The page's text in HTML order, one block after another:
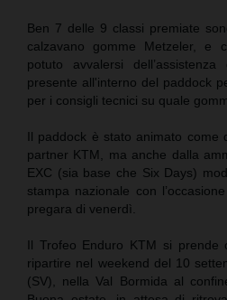
Ben 7 delle 9 classi premiate
calzavano gomme Metzeler, e
potuto avvalersi
presente all'interno del paddock
per i consigli tecnici su quale
Il paddock è stato animato come
partner KTM, ma anche dalla
EXC (sia base che Six Days)
stampa nazionale con
pregara di venerdì.
Il Trofeo Enduro KTM si prende
ripartire nel weekend del 10
(SV), nella Val Bormida al